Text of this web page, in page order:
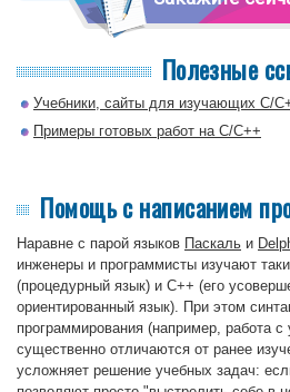
Полезные
Учебники, сайты для изучающих C/
Примеры готовых работ на C/C++
Помощь с написанием
Наравне с парой языков Паскаль и
инженеры и программисты изучают
(процедурный язык) и C++ (его
ориентированный язык). При этом
программирования (например, работа с
существенно отличаются от ранее
усложняет решение учебных задач: